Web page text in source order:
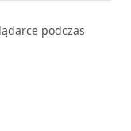
podczas